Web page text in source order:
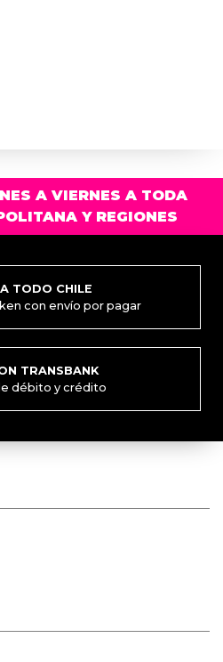
A VIERNES A TODA
Y REGIONES
TODO CHILE
con envío por pagar
TRANSBANK
débito y crédito